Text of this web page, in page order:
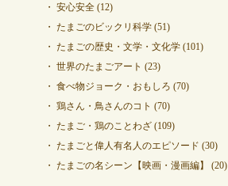
安心安全(12)
たまごのビックリ科学(51)
たまごの歴史・文学・文化学(101)
世界のたまごアート (23)
食べ物ジョーク・おもしろ (70)
鶏さん・鳥さんのコト (70)
たまご・鶏のことわざ(109)
たまごと偉人有名人のエピソード (30)
たまごの名シーン【映画・漫画編】
(20)